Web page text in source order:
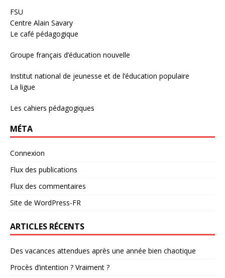
FSU
Centre Alain Savary
Le café pédagogique
Groupe français d’éducation nouvelle
Institut national de jeunesse et de l’éducation populaire
La ligue
Les cahiers pédagogiques
MÉTA
Connexion
Flux des publications
Flux des commentaires
Site de WordPress-FR
ARTICLES RÉCENTS
Des vacances attendues après une année bien chaotique
Procès d’intention ? Vraiment ?